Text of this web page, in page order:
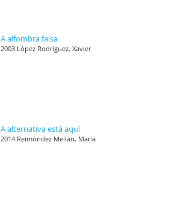
A alfombra falsa
2003 López Rodríguez, Xavier
A alternativa está aquí
2014 Reimóndez Meilán, María